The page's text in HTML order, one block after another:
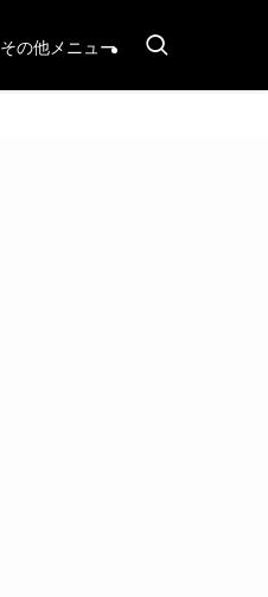
その他メニュー